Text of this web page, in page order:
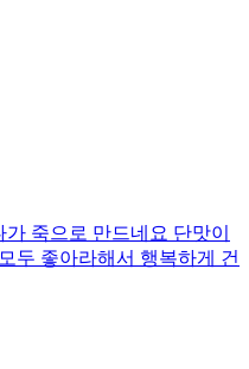
죽으로 만드네요 단맛이
두 좋아라해서 행복하게 건